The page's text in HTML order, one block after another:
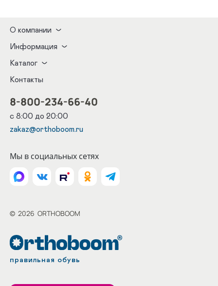
О компании
Информация
Каталог
Контакты
8-800-234-66-40
с 8:00 до 20:00
zakaz@orthoboom.ru
Мы в социальных сетях
© 2026 ORTHOBOOM
правильная обувь